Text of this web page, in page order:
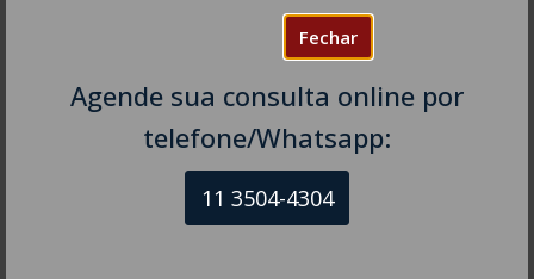
Fechar
Agende sua consulta online por
telefone/Whatsapp:
11 3504-4304
Prover Soluções cada vez mais
completas de forma facilitada para a gestão da saúde
humanidade e sustentabilidade. Destinado ao
público em geral.
NEUROLOGISTA EM SÃO PAULO – SP